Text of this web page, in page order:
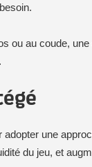
ou au coude,
une
du jeu, et